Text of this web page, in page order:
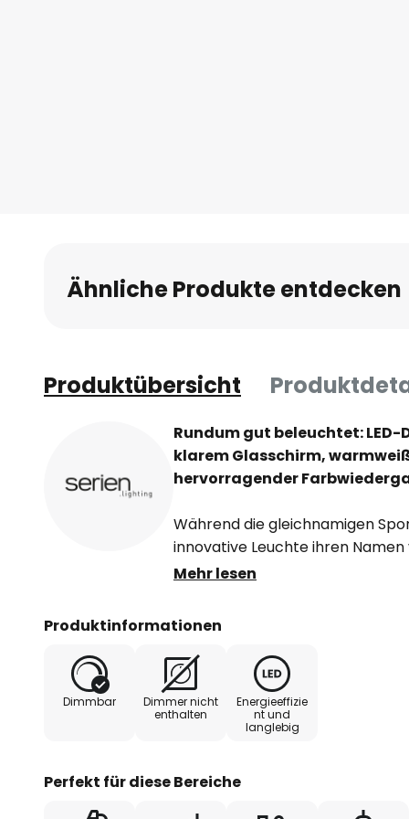
Ähnliche Produkte entdecken
Produktübersicht
Rundum gut beleuchtet:
klarem Glasschirm,
hervorragender
Während die gleichnamigen
innovative Leuchte ihren
wird der Schirm der LED-
stammt von Jean-Marc da
Herstellers serien.lighting sind.
Baldachin und Gehäuse der
poliertem Aluminium. Darin
ungehindert austritt. So wird eine
Mehr lesen
Produktinformationen
Dimmbar
Dimmer nicht
enthalten
Energieeffizie
nt und
langlebig
Perfekt für diese Bereiche